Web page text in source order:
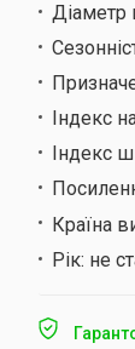
Діаметр
Індекс
Індекс
Країна
Рік: не